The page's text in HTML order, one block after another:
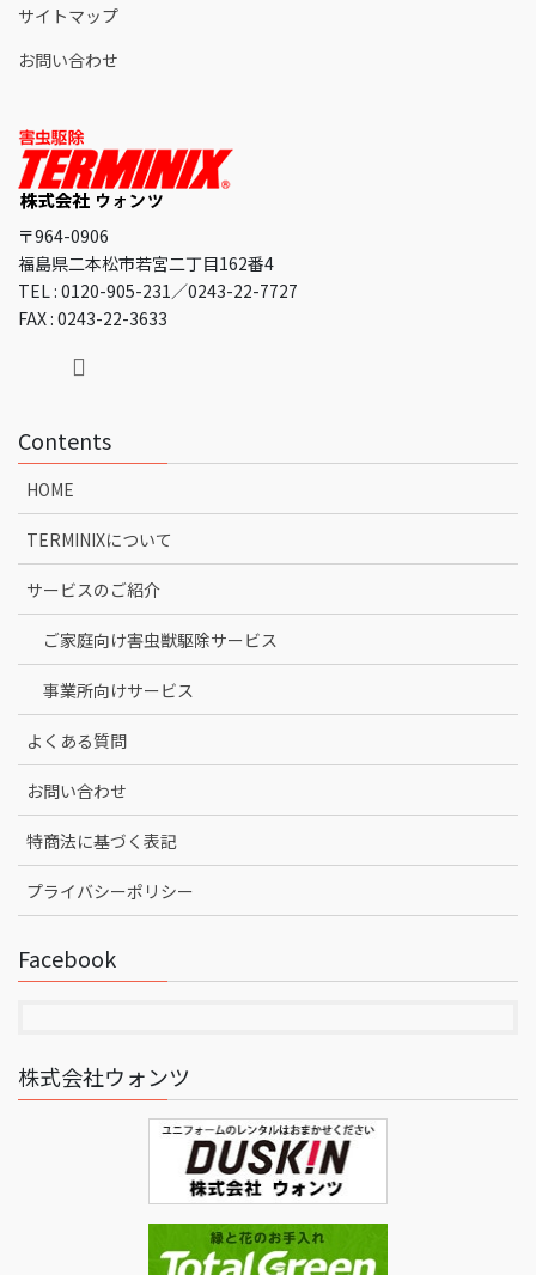
サイトマップ
お問い合わせ
〒964-0906
福島県二本松市若宮二丁目162番4
TEL : 0120-905-231／0243-22-7727
FAX : 0243-22-3633
Contents
HOME
TERMINIXについて
サービスのご紹介
ご家庭向け害虫獣駆除サービス
事業所向けサービス
よくある質問
お問い合わせ
特商法に基づく表記
プライバシーポリシー
Facebook
株式会社ウォンツ